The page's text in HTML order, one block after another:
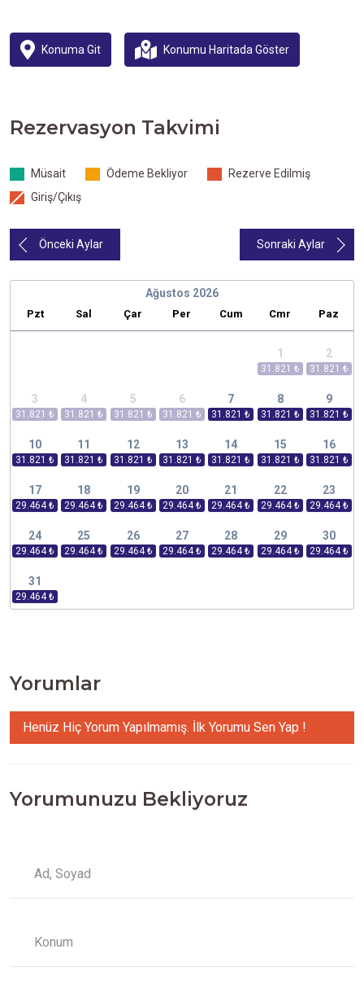
Konuma Git Konumu Haritada Göster
Rezervasyon Takvimi
Müsait Ödeme Bekliyor
Rezerve Edilmiş
Giriş/Çıkış
Önceki Aylar Sonraki Aylar
Ağustos 2026
Pzt Sal Çar Per Cum Cmr Paz
1 2
3 4 5 6 7 8 9
10 11 12 13 14 15 16
17 18 19 20 21 22 23
24 25 26 27 28 29 30
31
Yorumlar
Henüz Hiç Yorum Yapılmamış. İlk Yorumu Sen Yap !
Yorumunuzu Bekliyoruz
Ad, Soyad
Konum